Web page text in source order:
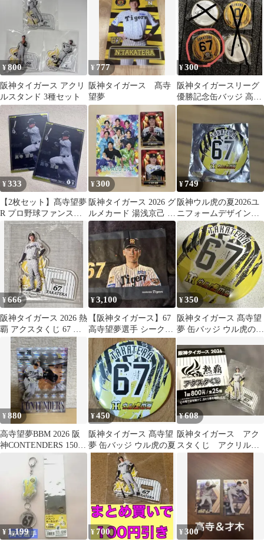
¥800
阪神タイガース アクリ
ルスタンド 3種セット
¥ 777
阪神タイガース 髙寺
望夢
¥300
阪神タイガースリーグ
優勝記念缶バッジ 高寺
望夢
¥333
【2枚セット】髙寺望夢
R プロ野球ファンスタ
ーズリーグ （QR未使
用）
¥300
阪神タイガース 2026 グ
ルメカード 湯浅京己 高
寺望夢
¥749
阪神ウル虎の夏2026ユ
ニフォームデザイン限
定缶バッジ高寺望夢
¥666
阪神タイガース 2026 熱
覇 アクスタくじ 67 高
寺望夢 選手
¥3,100
【阪神タイガース】67
高寺望夢選手 シークレ
ットビジョンフェイス
タオル
¥350
阪神タイガース 髙寺望
夢 缶バッジ ウル虎の夏
¥880
高寺望夢BBM 2026 阪
神CONTENDERS 150シ
¥450
阪神タイガース 髙寺望
夢 缶バッジ ウル虎の夏
¥608
阪神タイガース アク
スタくじ アクリルス
¥ 1,199 ¥ 700 ¥300